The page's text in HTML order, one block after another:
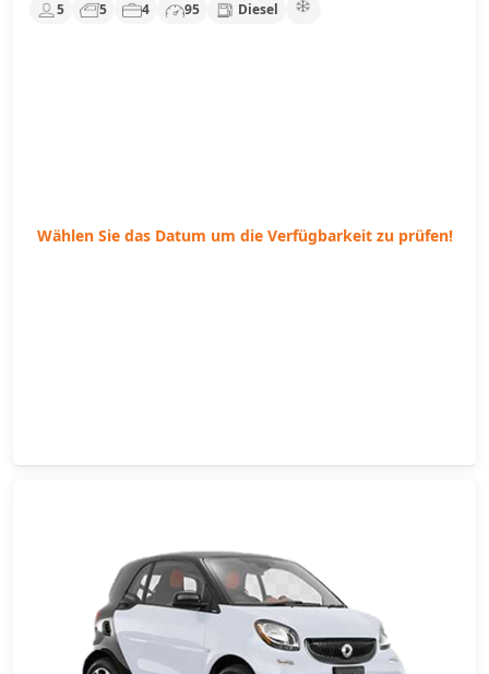
5 5 4 95 Diesel
Wählen Sie das Datum um die Verfügbarkeit zu prüfen!